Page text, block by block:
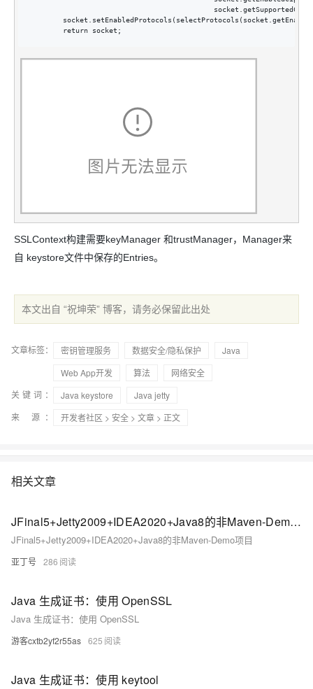
        return socket;
SSLContext构建需要keyManager 和trustManager，Manager来
自 keystore文件中保存的Entries。
本文出自 “祝坤荣” 博客，请务必保留此出处
文章标签： 密钥管理服务 数据安全/隐私保护
Java
Web App开发
算法
网络安全
关键词：
Java keystore
Java jetty
来 源：
开发者社区 > 安全 > 文章 > 正文
相关文章
JFinal5+Jetty2009+IDEA2020+Java8的非Maven-Demo项目
JFinal5+Jetty2009+IDEA2020+Java8的非Maven-Demo项目
亚丁号 286
Java 生成证书：使用 OpenSSL
Java 生成证书：使用 OpenSSL
游客cxtb2yf2r55as 625
Java 生成证书：使用 keytool